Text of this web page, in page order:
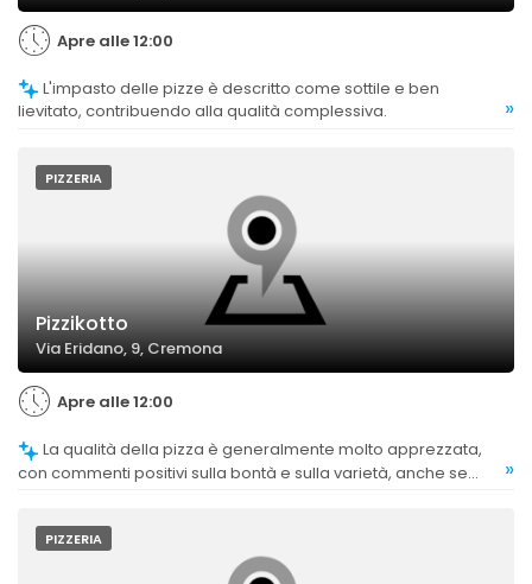
Apre alle 12:00
lievitato, contribuendo alla qualità complessiva.
»
PIZZERIA
Pizzikotto
Via Eridano, 9, Cremona
Apre alle 12:00
con commenti positivi sulla bontà e sulla varietà, anche se
»
PIZZERIA